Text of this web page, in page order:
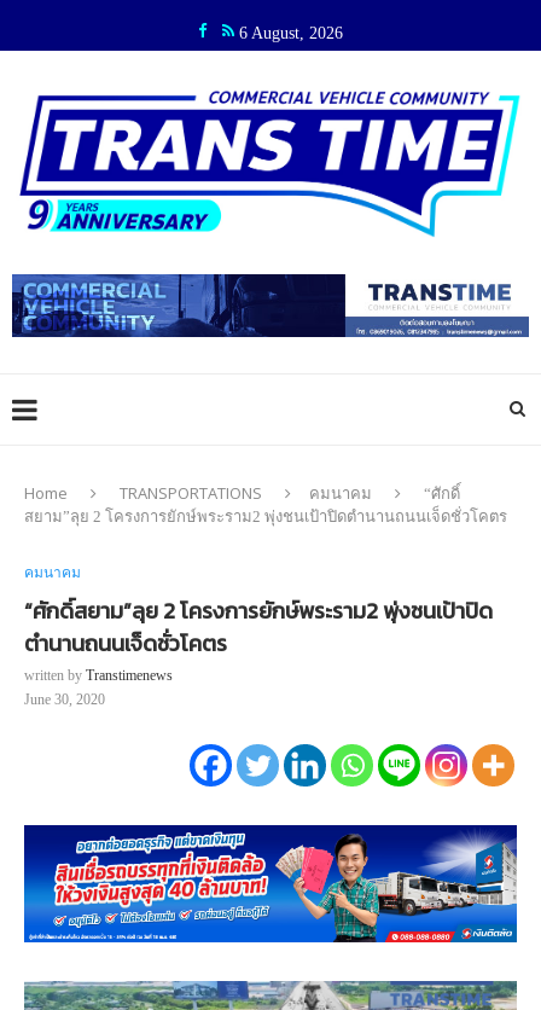
6 August, 2026
Home TRANSPORTATIONS คมนาคม
“ศักดิ์
สยาม”ลุย 2 โครงการยักษ์พระราม2 พุ่งชนเป้าปิดตำนานถนนเจ็ดชั่วโคตร
คมนาคม
“ศักดิ์สยาม”ลุย 2 โครงการยักษ์พระราม2 พุ่งชนเป้าปิด
ตำนานถนนเจ็ดชั่วโคตร
written by Transtimenews
June 30, 2020